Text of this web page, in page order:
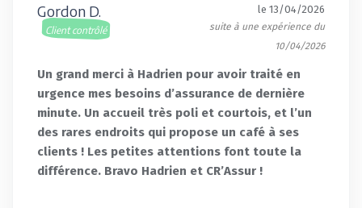
Gordon D.
Client contrôlé
le 13/04/2026
suite à une expérience du
10/04/2026
Un grand merci à Hadrien pour avoir traité en
urgence mes besoins d’assurance de dernière
minute. Un accueil très poli et courtois, et l’un
des rares endroits qui propose un café à ses
clients ! Les petites attentions font toute la
différence. Bravo Hadrien et CR’Assur !